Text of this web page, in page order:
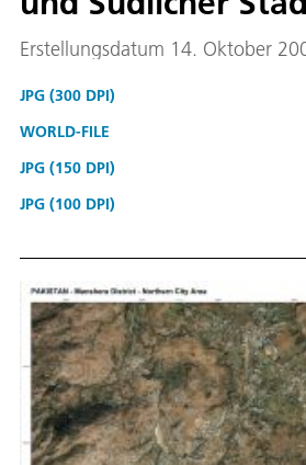
Erstellungsdatum 14. Oktober
JPG (300 DPI)
WORLD-FILE
JPG (150 DPI)
JPG (100 DPI)